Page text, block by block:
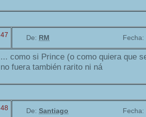
47 De: RM Fecha:
... como si Prince (o como quiera que
no fuera también rarito ni ná
48 De: Santiago Fecha: